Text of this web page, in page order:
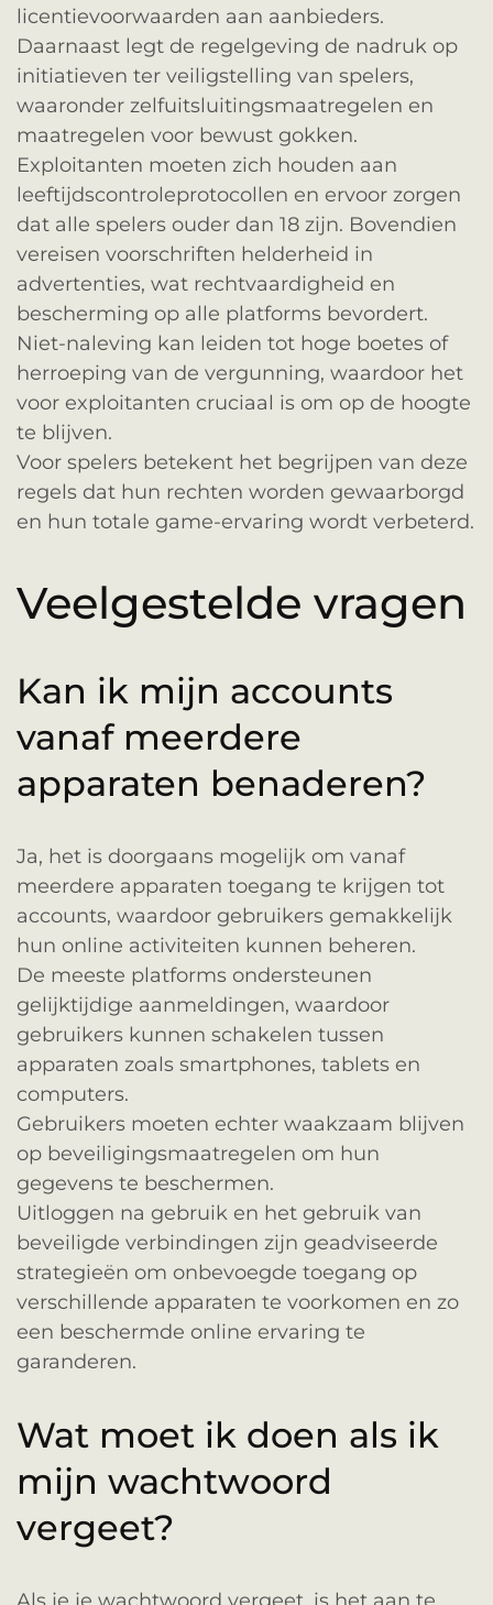
licentievoorwaarden aan aanbieders.
Daarnaast legt de regelgeving de nadruk op
initiatieven ter veiligstelling van spelers,
waaronder zelfuitsluitingsmaatregelen en
maatregelen voor bewust gokken.
Exploitanten moeten zich houden aan
leeftijdscontroleprotocollen en ervoor zorgen
dat alle spelers ouder dan 18 zijn. Bovendien
vereisen voorschriften helderheid in
advertenties, wat rechtvaardigheid en
bescherming op alle platforms bevordert.
Niet-naleving kan leiden tot hoge boetes of
herroeping van de vergunning, waardoor het
voor exploitanten cruciaal is om op de hoogte
te blijven.
Voor spelers betekent het begrijpen van deze
regels dat hun rechten worden gewaarborgd
en hun totale game-ervaring wordt verbeterd.
Veelgestelde vragen
Kan ik mijn accounts
vanaf meerdere
apparaten benaderen?
Ja, het is doorgaans mogelijk om vanaf
meerdere apparaten toegang te krijgen tot
accounts, waardoor gebruikers gemakkelijk
hun online activiteiten kunnen beheren.
De meeste platforms ondersteunen
gelijktijdige aanmeldingen, waardoor
gebruikers kunnen schakelen tussen
apparaten zoals smartphones, tablets en
computers.
Gebruikers moeten echter waakzaam blijven
op beveiligingsmaatregelen om hun
gegevens te beschermen.
Uitloggen na gebruik en het gebruik van
beveiligde verbindingen zijn geadviseerde
strategieën om onbevoegde toegang op
verschillende apparaten te voorkomen en zo
een beschermde online ervaring te
garanderen.
Wat moet ik doen als ik
mijn wachtwoord
vergeet?